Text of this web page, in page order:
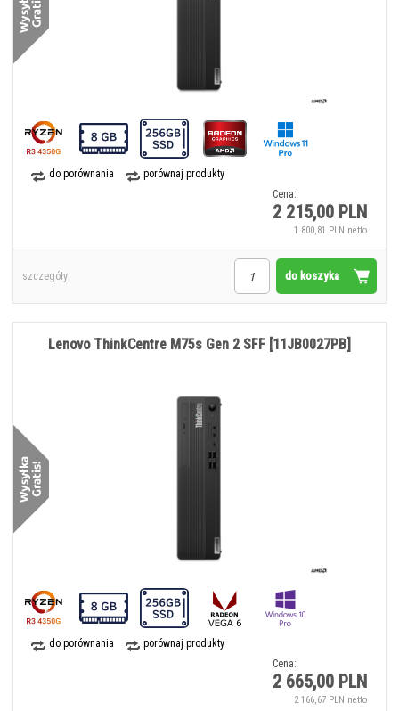
do porównania
porównaj produkty
Cena:
2 215,00 PLN
1 800,81 PLN netto
do koszyka
szczegóły
do porównania
porównaj produkty
Cena:
2 665,00 PLN
2 166,67 PLN netto
Lenovo ThinkCentre M75s Gen 2 SFF [11JB0027PB]